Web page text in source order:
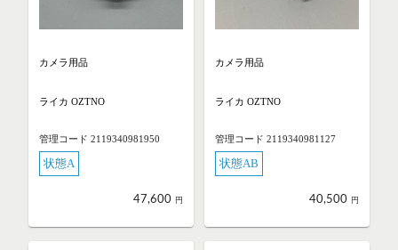
カメラ用品
ライカ OZTNO
管理コード 2119340981950
状態A
47,600 円
カメラ用品
ライカ OZTNO
管理コード 2119340981127
状態AB
40,500 円